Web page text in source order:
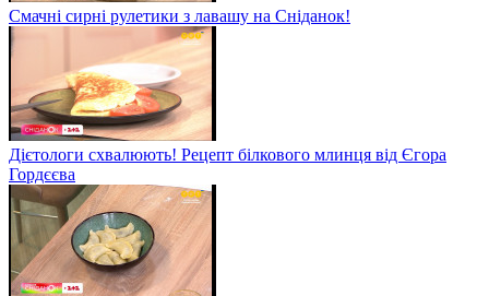
Смачні сирні рулетики з лавашу на Сніданок!
Дієтологи схвалюють! Рецепт білкового млинця від Єгора
Гордєєва